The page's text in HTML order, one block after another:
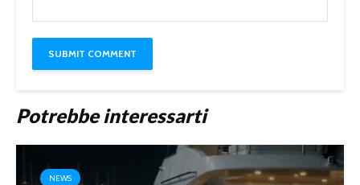
Potrebbe interessarti
NEWS